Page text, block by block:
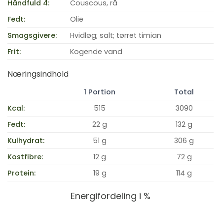
Håndfuld 4:
Couscous, rå
Fedt:
Olie
Smagsgivere:
Hvidløg; salt; tørret timian
Frit:
Kogende vand
Næringsindhold
1 Portion
Total
Kcal:
515
3090
Fedt:
22 g
132 g
Kulhydrat:
51 g
306 g
Kostfibre:
12 g
72 g
Protein:
19 g 114 g
Energifordeling i %